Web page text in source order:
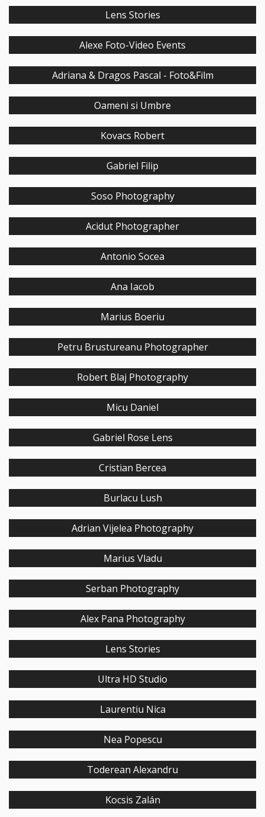
Lens Stories
Alexe Foto-Video Events
Adriana & Dragos Pascal - Foto&Film
Oameni si Umbre
Kovacs Robert
Gabriel Filip
Soso Photography
Acidut Photographer
Antonio Socea
Ana Iacob
Marius Boeriu
Petru Brustureanu Photographer
Robert Blaj Photography
Micu Daniel
Gabriel Rose Lens
Cristian Bercea
Burlacu Lush
Adrian Vijelea Photography
Marius Vladu
Serban Photography
Alex Pana Photography
Lens Stories
Ultra HD Studio
Laurentiu Nica
Nea Popescu
Toderean Alexandru
Kocsis Zalán